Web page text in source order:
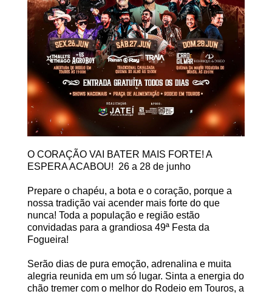
O CORAÇÃO VAI BATER MAIS FORTE! A
ESPERA ACABOU! 26 a 28 de junho
Prepare o chapéu, a bota e o coração, porque a
nossa tradição vai acender mais forte do que
nunca! Toda a população e região estão
convidadas para a grandiosa 49ª Festa da
Fogueira!
Serão dias de pura emoção, adrenalina e muita
alegria reunida em um só lugar. Sinta a energia do
chão tremer com o melhor do Rodeio em Touros, a